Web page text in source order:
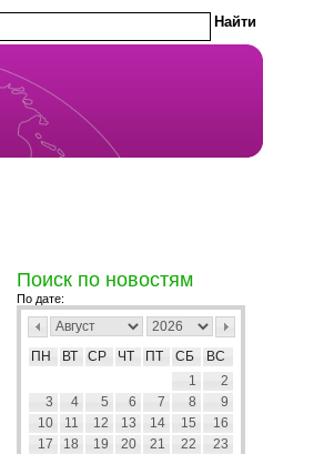
Поиск по новостям
По дате:
ПН ВТ СР ЧТ ПТ СБ
ВС
1
2
3
4 5 6 7 8
9
10
11 12 13 14 15
16
17
18 19 20 21 22
23